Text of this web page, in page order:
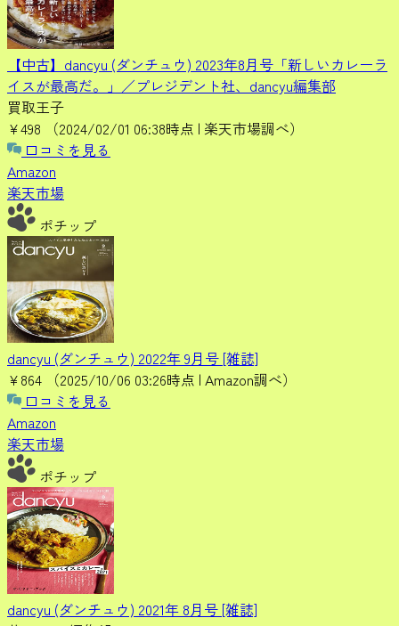
【中古】dancyu (ダンチュウ) 2023年8月号「新しいカレーラ
イスが最高だ。」／プレジデント社、dancyu編集部
買取王子
¥498
（2024/02/01 06:38時点 | 楽天市場調べ）
口コミを見る
Amazon
楽天市場
ポチップ
dancyu (ダンチュウ) 2022年 9月号 [雑誌]
¥864
（2025/10/06 03:26時点 | Amazon調べ）
口コミを見る
Amazon
楽天市場
ポチップ
dancyu (ダンチュウ) 2021年 8月号 [雑誌]